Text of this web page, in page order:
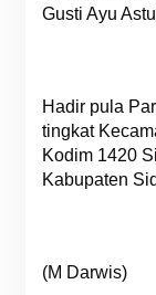
Gusti Ayu
Hadir pula
tingkat
Kodim 1420
Kabupaten
(M Darwis)